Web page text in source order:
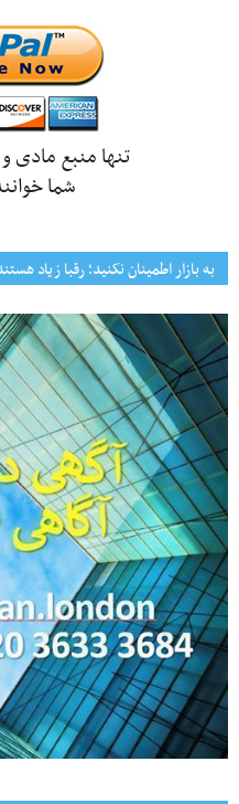
تنها منبع مادی
شما
به بازار اطمینان نکنید؛ رقبا زیاد